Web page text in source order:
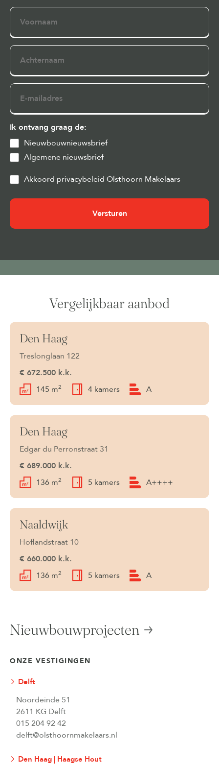
Voornaam
Achternaam
E-
mailadres
Ik ontvang graag de:
Nieuwbouwnieuwsbrief
Algemene nieuwsbrief
Privacy
Cookies
Akkoord privacybeleid Olsthoorn Makelaars
Vergelijkbaar aanbod
Beschikbaar
Den Haag
Treslonglaan 122
€ 672.500 k.k.
145 m2 4 kamers A
Beschikbaar
Den Haag
Edgar du Perronstraat 31
€ 689.000 k.k.
136 m2 5 kamers A++++
Beschikbaar
Naaldwijk
Hoflandstraat 10
€ 660.000 k.k.
136 m2 5 kamers A
Nieuwbouwprojecten
ONZE VESTIGINGEN
Delft
Noordeinde 51
2611 KG Delft
015 204 92 42
delft@olsthoornmakelaars.nl
Den Haag | Haagse Hout